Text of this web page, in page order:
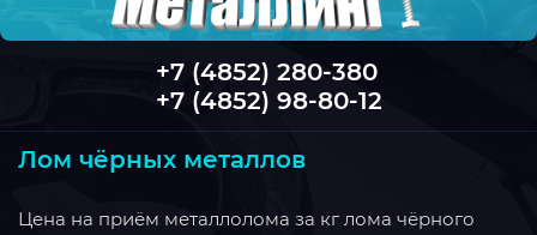
+7 (4852) 280-380
+7 (4852) 98-80-12
Лом чёрных металлов
Цена на приём металлолома за кг лома чёрного